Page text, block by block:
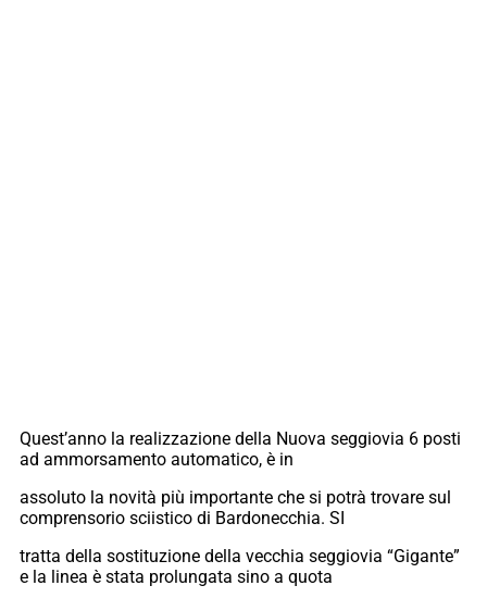
Quest’anno la realizzazione della Nuova seggiovia 6 posti
ad ammorsamento automatico, è in
assoluto la novità più importante che si potrà trovare sul
comprensorio sciistico di Bardonecchia. SI
tratta della sostituzione della vecchia seggiovia “Gigante”
e la linea è stata prolungata sino a quota